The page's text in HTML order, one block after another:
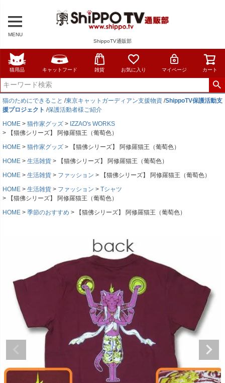
MENU
ShippoTV通販部
猫用品 キャットフード 雑貨 お気に入り マイページ カート
猫のためにできること /東京キャットガーディアン支援物資 /ShippoTV保護活動支
援プロジェクト /保護活動者様ご紹介
HOME
猫作家グッズ
IZZAO's WORKS
【猫佛シリーズ】 阿修羅猫王（葡萄色）
HOME
猫作家グッズ
【猫佛シリーズ】 阿修羅猫王（葡萄色）
HOME
生活雑貨
【猫佛シリーズ】 阿修羅猫王（葡萄色）
HOME
生活雑貨 ファッション
【猫佛シリーズ】 阿修羅猫王（葡萄色）
HOME
生活雑貨 ファッション
Tシャツ
【猫佛シリーズ】 阿修羅猫王（葡萄色）
HOME
季節のおすすめ 【猫佛シリーズ】 阿修羅猫王（葡萄色）